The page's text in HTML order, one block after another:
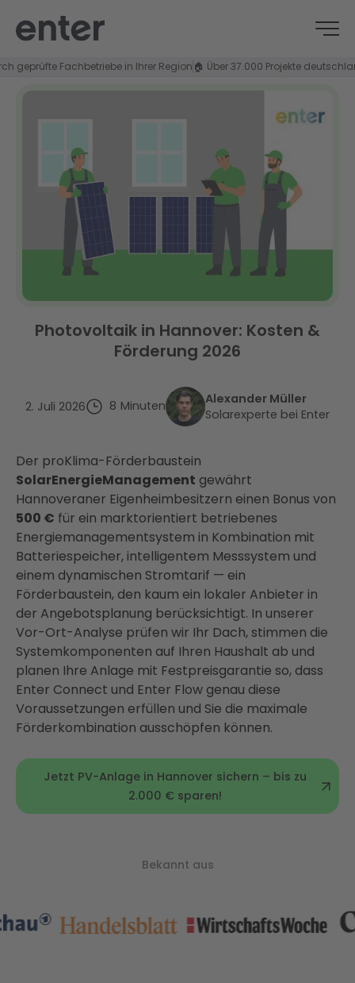
Fachbetriebe in Ihrer Region🏠 Über 37.000 Projekte
Photovoltaik in Hannover: Kosten &
Förderung 2026
2. Juli 2026 8 Minuten
Alexander Müller
Solarexperte bei Enter
Der proKlima-Förderbaustein
SolarEnergieManagement gewährt
Hannoveraner Eigenheimbesitzern einen Bonus von
500 € für ein marktorientiert betriebenes
Energiemanagementsystem in Kombination mit
Batteriespeicher, intelligentem Messsystem und
einem dynamischen Stromtarif — ein
Förderbaustein, den kaum ein lokaler Anbieter in
der Angebotsplanung berücksichtigt. In unserer
Vor-Ort-Analyse prüfen wir Ihr Dach, stimmen die
Systemkomponenten auf Ihren Haushalt ab und
planen Ihre Anlage mit Festpreisgarantie so, dass
Enter Connect und Enter Flow genau diese
Voraussetzungen erfüllen und Sie die maximale
Förderkombination ausschöpfen können.
Jetzt PV-Anlage in Hannover sichern – bis zu
2.000 € sparen!
Bekannt aus